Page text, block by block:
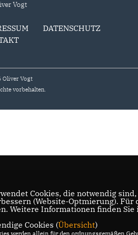
Vogt
DATENSCHUTZ
Oliver Vogt
vorbehalten.
Cookies, die notwendig
(Website-Optmierung).
Weitere Informationen finden Sie
Cookies (Übersicht)
werden allein für den ordnungsgemäßen